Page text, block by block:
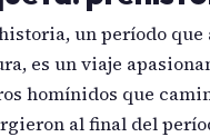
un período que
es un viaje
homínidos que
al final del